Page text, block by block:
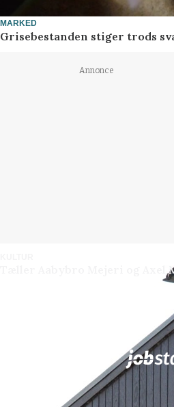
MARKED
Grisebestanden stiger trods
Annonce
Tæller Aabybro Mejeri og Axel
i samarbejde med